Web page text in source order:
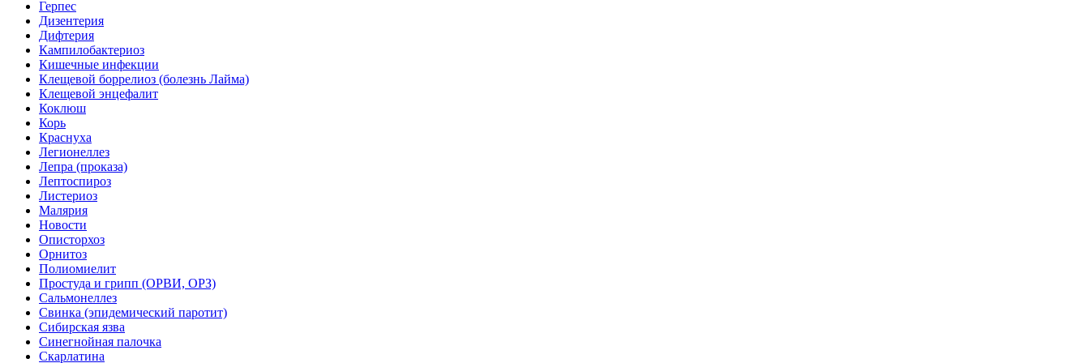
Герпес
Дизентерия
Дифтерия
Кампилобактериоз
Кишечные инфекции
Клещевой боррелиоз (болезнь Лайма)
Клещевой энцефалит
Коклюш
Корь
Краснуха
Легионеллез
Лепра (проказа)
Лептоспироз
Листериоз
Малярия
Новости
Описторхоз
Орнитоз
Полиомиелит
Простуда и грипп (ОРВИ, ОРЗ)
Сальмонеллез
Свинка (эпидемический паротит)
Сибирская язва
Синегнойная палочка
Скарлатина